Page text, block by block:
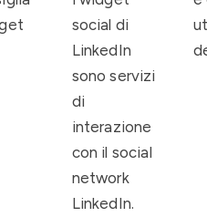
social di
LinkedIn
sono servizi
di
interazione
con il social
network
LinkedIn.